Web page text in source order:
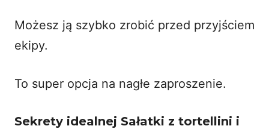
Możesz ją szybko zrobić przed przyjściem
ekipy.
To super opcja na nagłe zaproszenie.
Sekrety idealnej Sałatki z tortellini i